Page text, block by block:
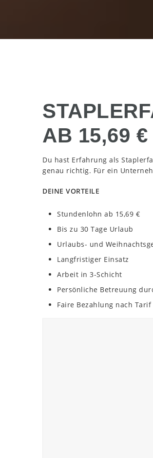
AB 15,69
Du hast Erfahrung als
genau richtig. Für ein
DEINE VORTEILE
Stundenlohn ab 15,69 €
Bis zu 30 Tage Urlaub
Urlaubs- und
Langfristiger Einsatz
Arbeit in 3-Schicht
Persönliche Betreuung
Faire Bezahlung nach Tarif